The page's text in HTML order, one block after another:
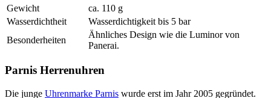
Gewicht
ca. 110 g
Wasserdichtheit
Wasserdichtigkeit bis 5 bar
Besonderheiten
Ähnliches Design wie die Luminor von
Panerai.
Parnis Herrenuhren
Die junge Uhrenmarke Parnis wurde erst im Jahr 2005 gegründet.